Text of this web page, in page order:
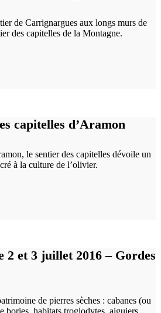
de Carrignargues aux longs murs de
des capitelles de la Montagne.
capitelles d’Aramon
le sentier des capitelles dévoile un
à la culture de l’olivier.
2 et 3 juillet 2016 – Gordes
de pierres sèches : cabanes (ou